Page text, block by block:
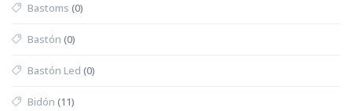
Bastoms (0)
Bastón (0)
Bastón Led (0)
Bidón (11)